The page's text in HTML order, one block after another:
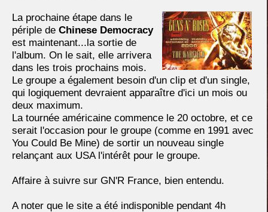
La prochaine étape dans le
périple de Chinese Democracy
est maintenant...la sortie de
l'album. On le sait, elle arrivera
dans les trois prochains mois.
Le groupe a également besoin d'un clip et d'un single,
qui logiquement devraient apparaître d'ici un mois ou
deux maximum.
La tournée américaine commence le 20 octobre, et ce
serait l'occasion pour le groupe (comme en 1991 avec
You Could Be Mine) de sortir un nouveau single
relançant aux USA l'intérêt pour le groupe.
Affaire à suivre sur GN'R France, bien entendu.
A noter que le site a été indisponible pendant 4h